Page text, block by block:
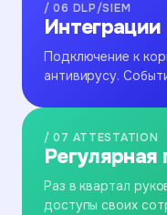
/ 06 DLP/SIEM
Подключение к
антивирусу.
/ 07 ATTESTATION
Регулярная
Раз в квартал
доступы своих